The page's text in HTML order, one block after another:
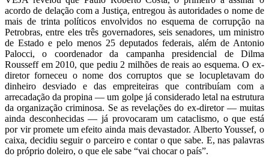
acordo de delação com a Justiça, entregou às autoridades o nome de
mais de trinta políticos envolvidos no esquema de corrupção na
Petrobras, entre eles três governadores, seis senadores, um ministro
de Estado e pelo menos 25 deputados federais, além de Antonio
Palocci, o coordenador da campanha presidencial de Dilma
Rousseff em 2010, que pediu 2 milhões de reais ao esquema. O ex-
diretor forneceu o nome dos corruptos que se locupletavam do
dinheiro desviado e das empreiteiras que contribuíam com a
arrecadação da propina — um golpe já considerado letal na estrutura
da organização criminosa. Se as revelações do ex-diretor — muitas
ainda desconhecidas — já provocaram um cataclismo, o que está
por vir promete um efeito ainda mais devastador. Alberto Youssef, o
caixa, decidiu seguir o parceiro e contar o que sabe. E, nas palavras
do próprio doleiro, o que ele sabe “vai chocar o país”.